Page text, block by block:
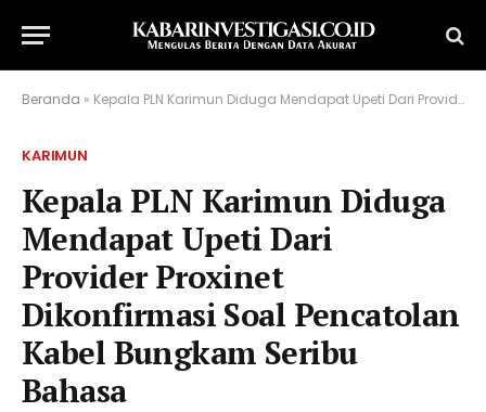
Beranda » Kepala PLN Karimun Diduga Mendapat Upeti Dari Provider Proxinet Dikonfirmasi Soal Pencatolan Kabel Bungkam Seribu Bahasa
KARIMUN
Kepala PLN Karimun Diduga
Mendapat Upeti Dari
Provider Proxinet
Dikonfirmasi Soal Pencatolan
Kabel Bungkam Seribu
Bahasa